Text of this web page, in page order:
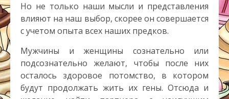
Но не только наши мысли и представления
влияют на наш выбор, скорее он совершается
с учетом опыта всех наших предков.
Мужчины и женщины сознательно или
подсознательно желают, чтобы после них
осталось здоровое потомство, в котором
будут продолжать жить их гены. Отсюда и